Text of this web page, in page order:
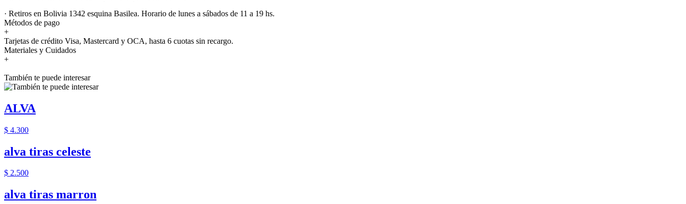
· Retiros en Bolivia 1342 esquina Basilea. Horario de lunes a sábados de 11 a 19 hs.
Métodos de pago
+
Tarjetas de crédito Visa, Mastercard y OCA, hasta 6 cuotas sin recargo.
Materiales y Cuidados
+
También te puede interesar
ALVA
$ 4.300
alva tiras celeste
$ 2.500
alva tiras marron